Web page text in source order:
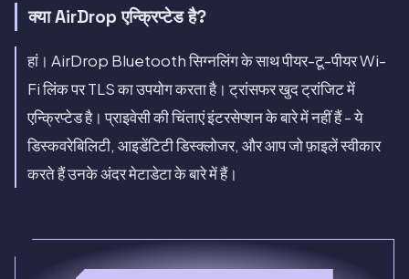
क्या AirDrop एन्क्रिप्टेड है?
हां। AirDrop Bluetooth सिग्नलिंग के साथ पीयर-टू-पीयर Wi-
Fi लिंक पर TLS का उपयोग करता है। ट्रांसफर खुद ट्रांजिट में
एन्क्रिप्टेड है। प्राइवेसी की चिंताएं इंटरसेप्शन के बारे में नहीं हैं - ये
डिस्कवरेबिलिटी, आइडेंटिटी डिस्क्लोजर, और आप जो फ़ाइलें स्वीकार
करते हैं उनके अंदर मेटाडेटा के बारे में हैं।